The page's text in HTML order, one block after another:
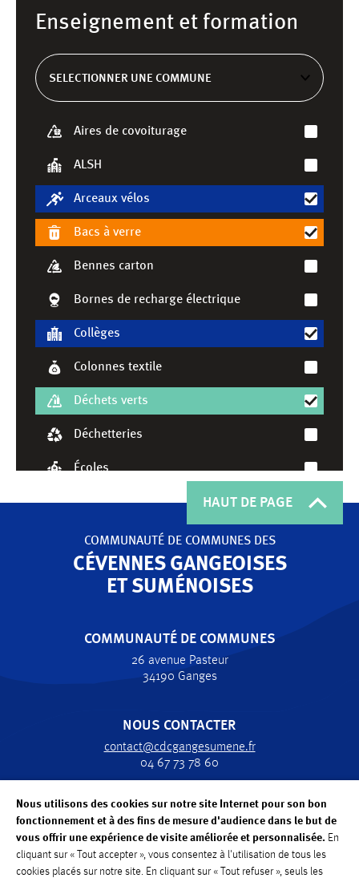
Enseignement et formation
Aires de covoiturage
ALSH
Arceaux vélos
Bacs à verre
Bennes carton
Bornes de recharge électrique
Collèges
Colonnes textile
Déchets verts
Déchetteries
Écoles
Formation
Kit réparation- Station de gonflage
Lycée
Services annexes
21
+
−
contributors ©CARTO
HAUT DE PAGE
COMMUNAUTÉ DE COMMUNESDES
CÉVENNES GANGEOISES
ET SUMÉNOISES
COMMUNAUTÉ DE COMMUNES
26 avenue Pasteur
34190 Ganges
NOUS CONTACTER
contact@cdcgangesumene.fr
04 67 73 78 60
HORAIRES
Lundi, Mardi, Jeudi, Vendredi : de 8h30 à 12h30
Mercredi: de 8h30 à 12h
Nous utilisons des cookies sur notre site Internet pour son bon
fonctionnement et à des fins de mesure d'audience dans le but de
vous offrir une expérience de visite améliorée et personnalisée. En
cliquant sur « Tout accepter », vous consentez à l'utilisation de tous les
cookies placés sur notre site. En cliquant sur « Tout refuser », seuls les